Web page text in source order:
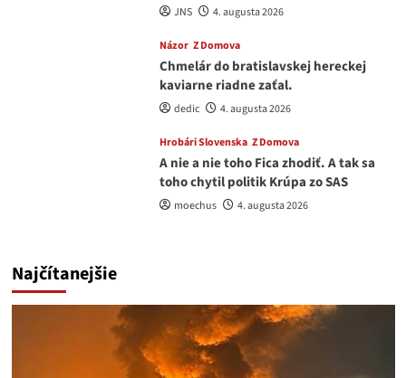
JNS 4. augusta 2026
Názor Z Domova
Chmelár do bratislavskej hereckej
kaviarne riadne zaťal.
dedic 4. augusta 2026
Hrobári Slovenska Z Domova
A nie a nie toho Fica zhodiť. A tak sa
toho chytil politik Krúpa zo SAS
moechus 4. augusta 2026
Najčítanejšie